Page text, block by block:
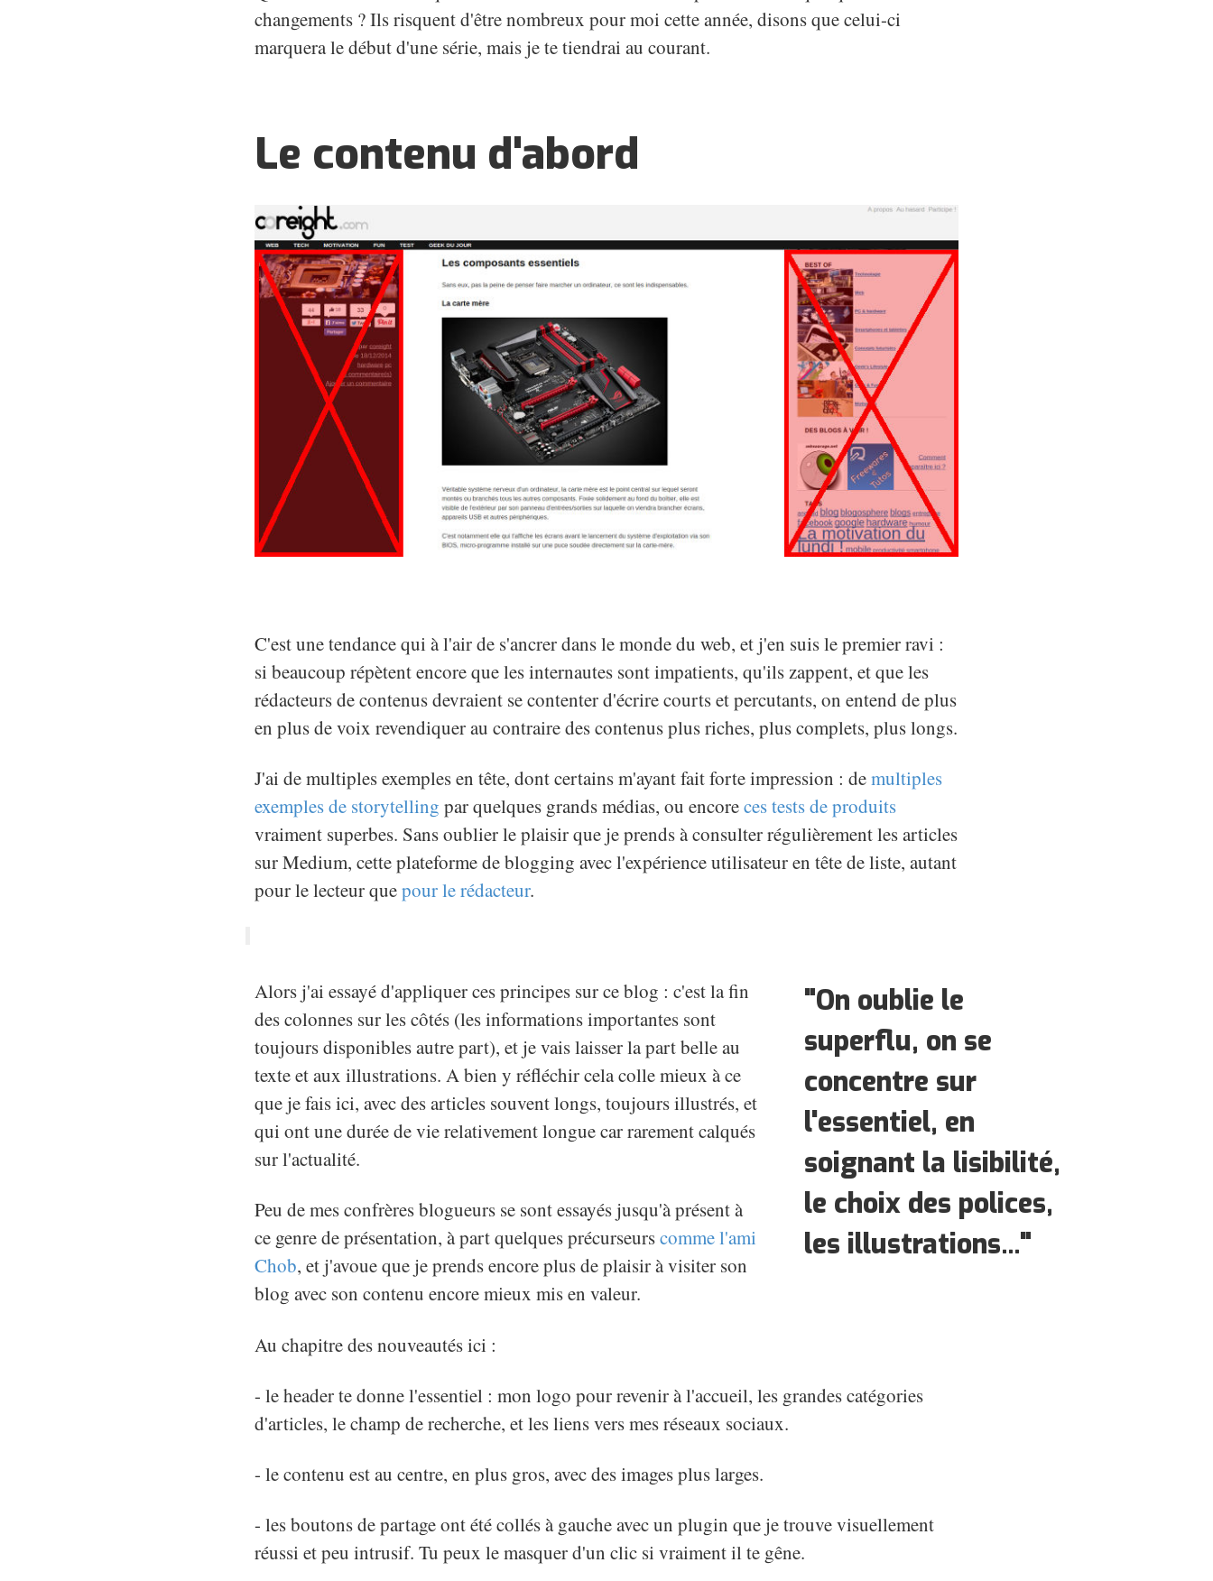
changements ? Ils risquent d'être nombreux pour moi cette année, disons que celui-ci
marquera le début d'une série, mais je te tiendrai au courant.
Le contenu d'abord
C'est une tendance qui à l'air de s'ancrer dans le monde du web, et j'en suis le premier ravi :
si beaucoup répètent encore que les internautes sont impatients, qu'ils zappent, et que les
rédacteurs de contenus devraient se contenter d'écrire courts et percutants, on entend de plus
en plus de voix revendiquer au contraire des contenus plus riches, plus complets, plus longs.
J'ai de multiples exemples en tête, dont certains m'ayant fait forte impression : demultiples
exemples de storytelling par quelques grands médias, ou encoreces tests de produits
vraiment superbes. Sans oublier le plaisir que je prends à consulter régulièrement les articles
sur Medium, cette plateforme de blogging avec l'expérience utilisateur en tête de liste, autant
pour le lecteur quepour le rédacteur.
"On oublie le
superflu, on se
concentre sur
l'essentiel, en
soignant la lisibilité,
le choix des polices,
les illustrations..."
Alors j'ai essayé d'appliquer ces principes sur ce blog : c'est la fin
des colonnes sur les côtés (les informations importantes sont
toujours disponibles autre part), et je vais laisser la part belle au
texte et aux illustrations. A bien y réfléchir cela colle mieux à ce
que je fais ici, avec des articles souvent longs, toujours illustrés, et
qui ont une durée de vie relativement longue car rarement calqués
sur l'actualité.
Peu de mes confrères blogueurs se sont essayés jusqu'à présent à
ce genre de présentation, à part quelques précurseurscomme l'ami
Chob, et j'avoue que je prends encore plus de plaisir à visiter son
blog avec son contenu encore mieux mis en valeur.
Au chapitre des nouveautés ici :
- le header te donne l'essentiel : mon logo pour revenir à l'accueil, les grandes catégories
d'articles, le champ de recherche, et les liens vers mes réseaux sociaux.
- le contenu est au centre, en plus gros, avec des images plus larges.
- les boutons de partage ont été collés à gauche avec un plugin que je trouve visuellement
réussi et peu intrusif. Tu peux le masquer d'un clic si vraiment il te gêne.